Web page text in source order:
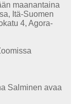
maanantaina
Itä-Suomen
4, Agora-
Salminen avaa